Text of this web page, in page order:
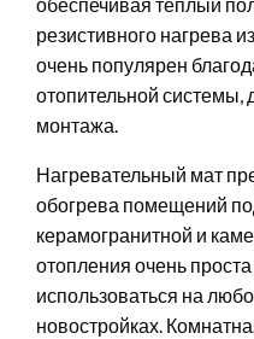
резистивного нагрева
очень популярен
отопительной системы,
монтажа.
Нагревательный мат
обогрева помещений
керамогранитной и
отопления очень
использоваться на
новостройках.